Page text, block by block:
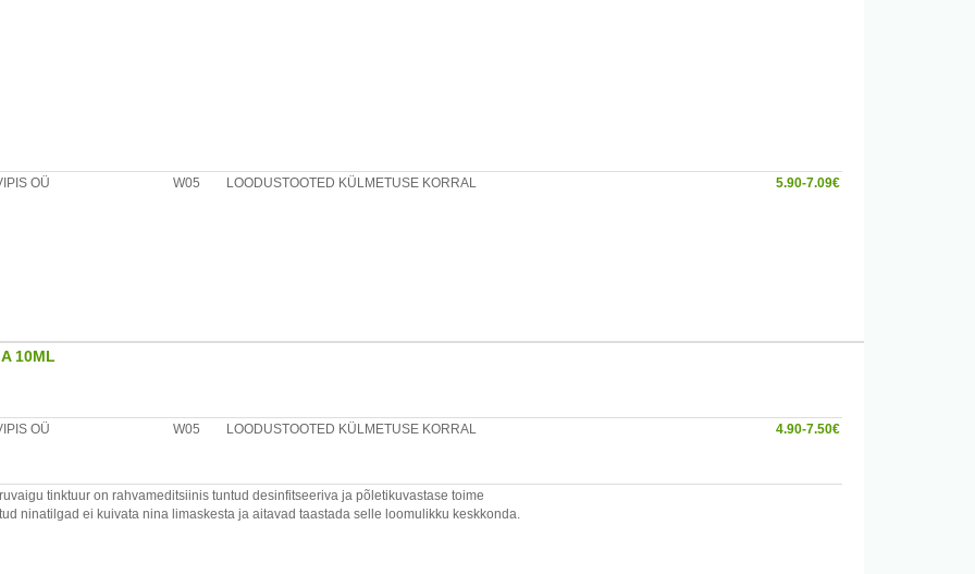
maltodekstriin, muskaatpähkel, mustikad, tammekoor.
OÜ W05 LOODUSTOOTED KÜLMETUSE KORRAL 5.90-7.09€
10ML
OÜ W05 LOODUSTOOTED KÜLMETUSE KORRAL 4.90-7.50€
tinktuur on rahvameditsiinis tuntud desinfitseeriva ja põletikuvastase toime
ninatilgad ei kuivata nina limaskesta ja aitavad taastada selle loomulikku keskkonda.
pumppihustiga kuni 3 korda päevas.